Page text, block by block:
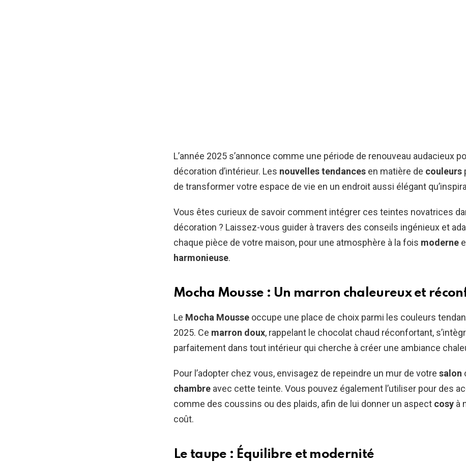
L’année 2025 s’annonce comme une période de renouveau audacieux
décoration d’intérieur. Les nouvelles tendances en matière de couleurs
de transformer votre espace de vie en un endroit aussi élégant
Vous êtes curieux de savoir comment intégrer ces teintes novatrices
décoration ? Laissez-vous guider à travers des conseils ingénieux et
chaque pièce de votre maison, pour une atmosphère à la fois moderne
harmonieuse.
Mocha Mousse : Un marron chaleureux et
Le Mocha Mousse occupe une place de choix parmi les couleurs
2025. Ce marron doux, rappelant le chocolat chaud réconfortant,
parfaitement dans tout intérieur qui cherche à créer une ambiance
Pour l’adopter chez vous, envisagez de repeindre un mur de votre salon
chambre avec cette teinte. Vous pouvez également l’utiliser pour des
comme des coussins ou des plaids, afin de lui donner un aspect cosy à
coût.
Le taupe : Équilibre et modernité